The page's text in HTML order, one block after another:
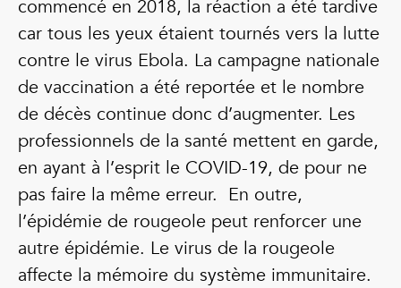
commencé en 2018, la réaction a été tardive
car tous les yeux étaient tournés vers la lutte
contre le virus Ebola. La campagne nationale
de vaccination a été reportée et le nombre
de décès continue donc d’augmenter. Les
professionnels de la santé mettent en garde,
en ayant à l’esprit le COVID-19, de pour ne
pas faire la même erreur. En outre,
l’épidémie de rougeole peut renforcer une
autre épidémie. Le virus de la rougeole
affecte la mémoire du système immunitaire.